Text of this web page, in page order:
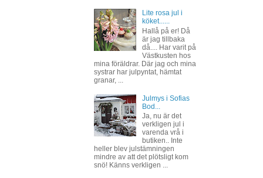
Lite rosa jul i
köket......
Hallå på er! Då
är jag tillbaka
då.... Har varit på
Västkusten hos
mina föräldrar. Där jag och mina
systrar har julpyntat, hämtat
granar, ...
Julmys i Sofias
Bod...
Ja, nu är det
verkligen jul i
varenda vrå i
butiken.. Inte
heller blev julstämningen
mindre av att det plötsligt kom
snö! Känns verkligen ...